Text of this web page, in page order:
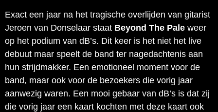
Exact een jaar na het tragische overlijden van gitarist
Jeroen van Donselaar staat Beyond The Pale weer
op het podium van dB’s. Dit keer is het niet het live
debuut maar speelt de band ter nagedachtenis aan
hun strijdmakker. Een emotioneel moment voor de
band, maar ook voor de bezoekers die vorig jaar
aanwezig waren. Een mooi gebaar van dB’s is dat zij
die vorig jaar een kaart kochten met deze kaart ook